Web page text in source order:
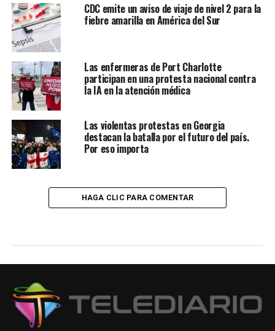
CDC emite un aviso de viaje de nivel 2 para la
fiebre amarilla en América del Sur
Las enfermeras de Port Charlotte
participan en una protesta nacional contra
la IA en la atención médica
Las violentas protestas en Georgia
destacan la batalla por el futuro del país.
Por eso importa
HAGA CLIC PARA COMENTAR